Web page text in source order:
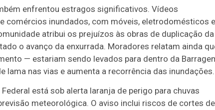
enfrentou estragos significativos. Vídeos
comércios inundados, com móveis, eletrodomésticos e
atribui os prejuízos às obras de duplicação da
o avanço da enxurrada. Moradores relatam ainda
— estariam sendo levados para dentro da
lama nas vias e aumenta a recorrência das inundações.
está sob alerta laranja de perigo para chuvas
meteorológica. O aviso inclui riscos de cortes de